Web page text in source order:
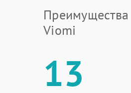
Преимущества
Viomi
13